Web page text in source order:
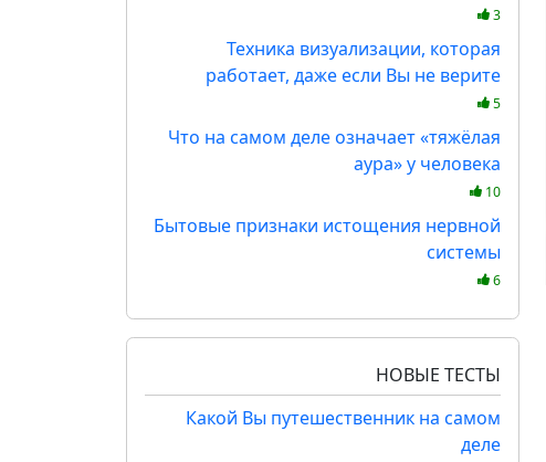
3
Техника визуализации, которая
работает, даже если Вы не верите
5
Что на самом деле означает «тяжёлая
аура» у человека
10
Бытовые признаки истощения нервной
системы
6
НОВЫЕ ТЕСТЫ
Какой Вы путешественник на самом
деле